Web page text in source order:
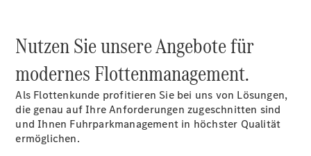
Nutzen Sie unsere Angebote für
modernes Flottenmanagement.
Als Flottenkunde profitieren Sie bei uns von Lösungen,
die genau auf Ihre Anforderungen zugeschnitten sind
und Ihnen Fuhrparkmanagement in höchster Qualität
ermöglichen.